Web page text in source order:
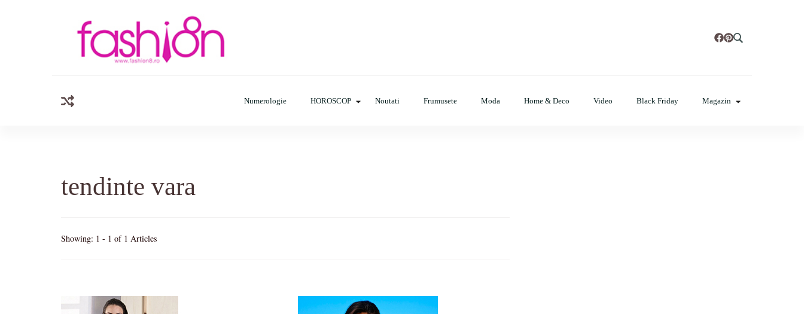
Numerologie HOROSCOP Noutati Frumusete Moda Home & Deco Video Black Friday Magazin
tendinte vara
Showing: 1 - 1 of 1 Articles